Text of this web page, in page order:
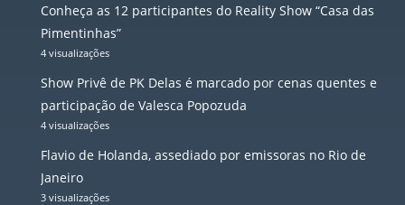
Conheça as 12 participantes do Reality Show “Casa das
Pimentinhas”
4 visualizações
Show Privê de PK Delas é marcado por cenas quentes e
participação de Valesca Popozuda
4 visualizações
Flavio de Holanda, assediado por emissoras no Rio de
Janeiro
3 visualizações